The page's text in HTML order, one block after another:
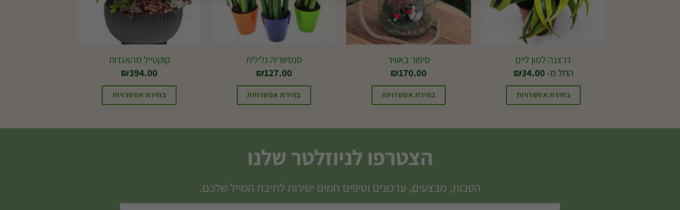
דרצנה למון ליים
החל מ-
₪34.00
בחירת אפשרויות
זה
לבחור
סיפור באוויר
₪170.00
בחירת אפשרויות
סנסיווריה גלילית
₪127.00
בחירת אפשרויות
קוקטייל מהאגדות
₪394.00
בחירת אפשרויות
הצטרפו לניוזלטר שלנו
הטבות, מבצעים, עדכונים וטיפים חמים ישירות לתיבת המייל שלכם.